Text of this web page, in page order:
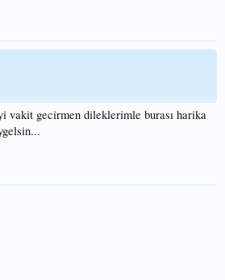
vakit gecirmen dileklerimle burası harika